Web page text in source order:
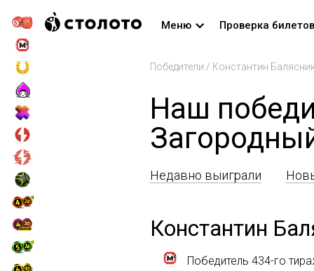
Меню Проверка билетов
Победители / Константин
Наш
Недавно выиграли
Константин
Победитель 434-го